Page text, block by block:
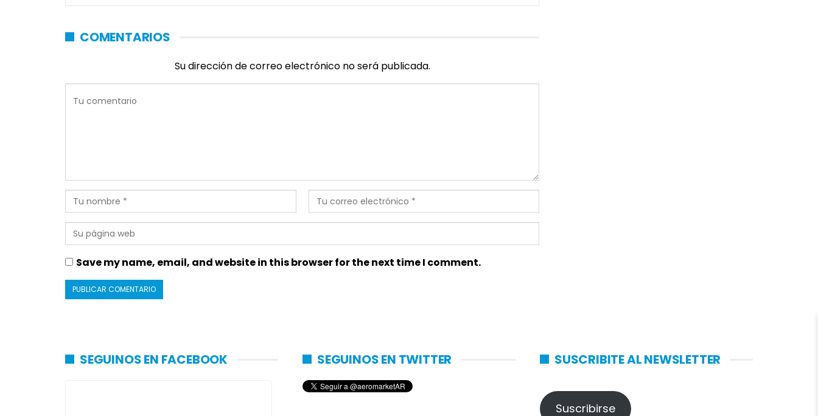
COMENTARIOS
Su dirección de correo electrónico no será publicada.
Save my name, email, and website in this browser for the next time I comment.
SEGUINOS EN FACEBOOK SEGUINOS EN TWITTER SUSCRIBITE AL NEWSLETTER
Suscribirse